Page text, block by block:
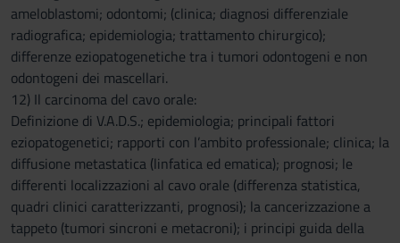
ameloblastomi; odontomi; (clinica; diagnosi differenziale
radiografica; epidemiologia; trattamento chirurgico);
differenze eziopatogenetiche tra i tumori odontogeni e non
odontogeni dei mascellari.
12) Il carcinoma del cavo orale:
Definizione di V.A.D.S.; epidemiologia; principali fattori
eziopatogenetici; rapporti con l’ambito professionale; clinica; la
diffusione metastatica (linfatica ed ematica); prognosi; le
differenti localizzazioni al cavo orale (differenza statistica,
quadri clinici caratterizzanti, prognosi); la cancerizzazione a
tappeto (tumori sincroni e metacroni); i principi guida della